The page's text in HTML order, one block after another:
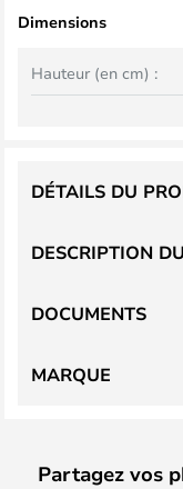
Dimensions
Hauteur (en cm) :
DESCRIPTION
DÉTAILS DU
DOCUMENTS
MARQUE
Partagez vos